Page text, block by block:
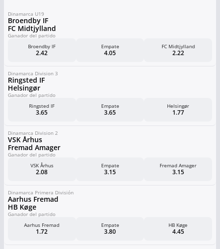
Dinamarca U19
Broendby IF
FC Midtjylland
Ganador del partido
Broendby IF
2.42
Empate
4.05
FC Midtjylland
2.22
Dinamarca Division 3
Ringsted IF
Helsingør
Ganador del partido
Ringsted IF
3.65
Empate
3.65
Helsingør
1.77
Dinamarca Division 2
VSK Århus
Fremad Amager
Ganador del partido
VSK Århus
2.08
Empate
3.15
Fremad Amager
3.15
Dinamarca Primera División
Aarhus Fremad
HB Køge
Ganador del partido
Aarhus Fremad
1.72
Empate
3.80
HB Køge
4.45